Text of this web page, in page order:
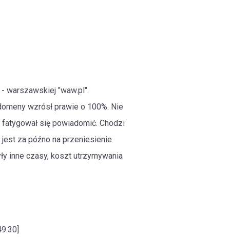
warszawskiej "waw.pl".
wzrósł prawie o 100%. Nie
się powiadomić. Chodzi
za późno na przeniesienie
inne czasy, koszt utrzymywania